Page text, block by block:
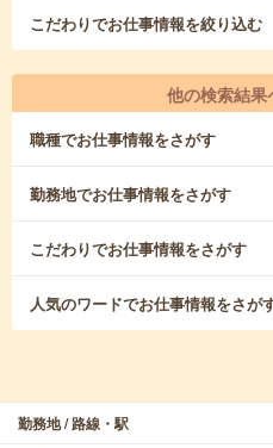
こだわりでお仕事情報を絞り込む
他の検索結果
職種でお仕事情報をさがす
勤務地でお仕事情報をさがす
こだわりでお仕事情報をさがす
人気のワードでお仕事情報をさが
勤務地 / 路線・駅